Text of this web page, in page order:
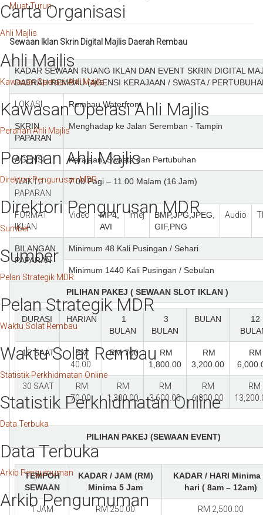
Carta Organisasi
Ahli Majlis
Ahli Majlis
Kawasan Operasi Ahli Majlis
Kawasan Operasi Ahli Majlis
Peranan Ahli Majlis
Peranan Ahli Majlis
Direktori Pengurusan MDR
Direktori Pengurusan MDR
Sumber
Sumber
Pelan Strategik MDR
Pelan Strategik MDR
Waktu Solat Rembau
Waktu Solat Rembau
Statistik Perkhidmatan Online
Statistik Perkhidmatan Online
Data Terbuka
Data Terbuka
Arkib Pengumuman
Arkib Pengumuman
Muat Turun
Sewaan Iklan Skrin Digital Majlis Daerah Rembau
KADAR SEWAAN RUANG IKLAN DAN EVENT SKRIN DIGITAL
DAERAH REMBAU (AGENSI KERAJAAN / SWASTA /
LOKASI Rembau Waterfront
SKRIN
PAPARAN
Menghadap ke Jalan Seremban - Tampin
AGENSI Kerajaan, Swasta dan Pertubuhan
WAKTU
PAPARAN
7.00 Pagi – 11.00 Malam (16 Jam)
FORMAT
IKLAN
Video
MP4,
AVI
Imej
BMP,JPG,JPEG,
GIF,PNG
Audio
BILANGAN
PAPARAN
Minimum 48 Kali Pusingan / Sehari
Minimum 1440 Kali Pusingan / Sebulan
PILIHAN PAKEJ ( SEWAAN SLOT IKLAN )
DURASI HARIAN
1
BULAN
3
BULAN
BULAN
12
15 SAAT
RM
40.00
RM 700
RM
1,800.00
RM
3,200.00
RM
30 SAAT
RM
70.00
RM
1,300.00
RM
3,600.00
RM
6,800.00
RM
PILIHAN PAKEJ (SEWAAN EVENT)
TEMPOH
SEWAAN
KADAR / JAM (RM)
Minima 5 Jam
KADAR / HARI Minima
hari ( 8am – 12am)
1 JAM RM 250.00 RM 2,500.00